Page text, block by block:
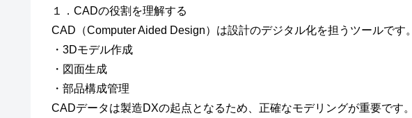
１．CADの役割を理解する
CAD（Computer Aided Design）は設計のデジタル化を担うツールです。
・3Dモデル作成
・図面生成
・部品構成管理
CADデータは製造DXの起点となるため、正確なモデリングが重要です。